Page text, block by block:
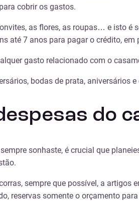
cobrir os gastos.
as flores, as roupas… e isto é
até 7 anos para pagar o crédito,
gasto relacionado com o
bodas de prata, aniversários
do
sonhaste, é crucial que
sempre que possível, a
reservas somente o orçamento